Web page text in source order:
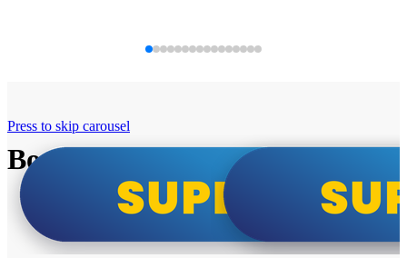
Bosch super cene
Press to skip carousel